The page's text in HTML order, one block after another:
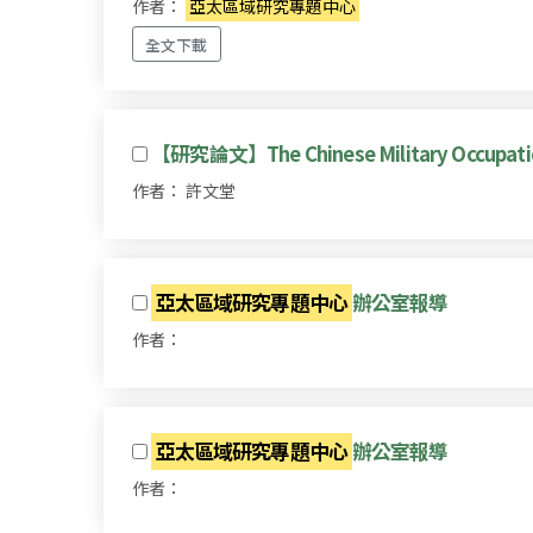
作者： 亞太區域研究專題中心
全文下載
【研究論文】The Chinese Military
作者： 許文堂
亞太區域研究專題中心 辦公室報導
作者：
亞太區域研究專題中心 辦公室報導
作者：